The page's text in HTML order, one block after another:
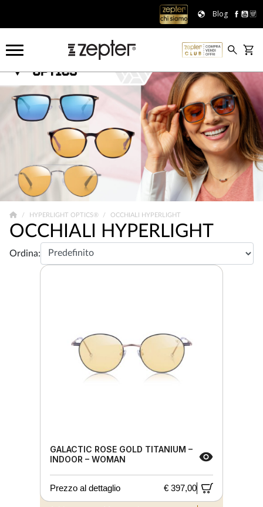
Blog
HYPERLIGHT OPTICS® OCCHIALI HYPERLIGHT
OCCHIALI HYPERLIGHT
Ordina:
GALACTIC ROSE GOLD TITANIUM –
INDOOR – WOMAN
Prezzo al dettaglio € 397,00